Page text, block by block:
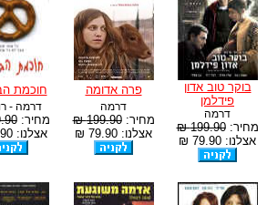
בוקר טוב אדון
פידלמן
דרמה
מחיר:199.90 ₪
אצלנו: 79.90 ₪
פרה אדומה
דרמה
מחיר:199.90 ₪
אצלנו: 79.90 ₪
חוכמת
דרמה -
מחיר:₪
אצלנו: 79.90 ₪